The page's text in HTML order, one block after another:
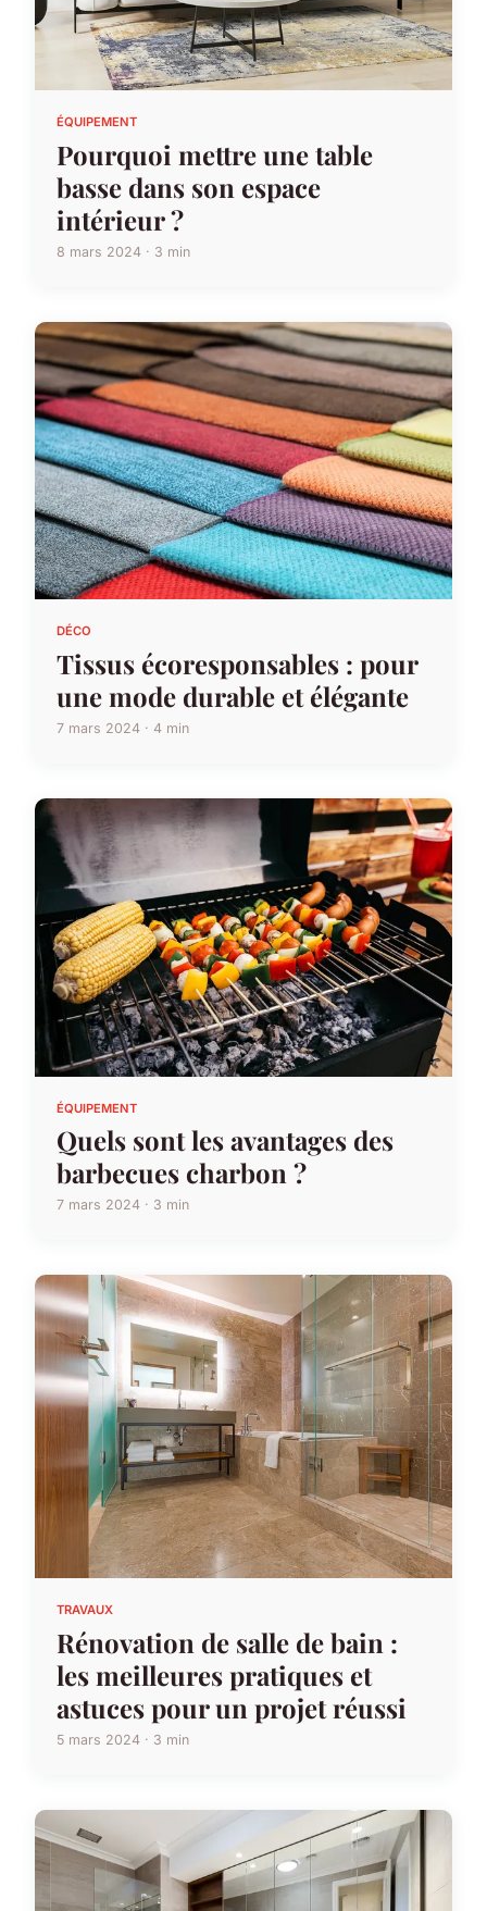
ÉQUIPEMENT
Pourquoi mettre une table
basse dans son espace
intérieur ?
8 mars 2024 · 3 min
DÉCO
Tissus écoresponsables : pour
une mode durable et élégante
7 mars 2024 · 4 min
ÉQUIPEMENT
Quels sont les avantages des
barbecues charbon ?
7 mars 2024 · 3 min
TRAVAUX
Rénovation de salle de bain :
les meilleures pratiques et
astuces pour un projet réussi
5 mars 2024 · 3 min